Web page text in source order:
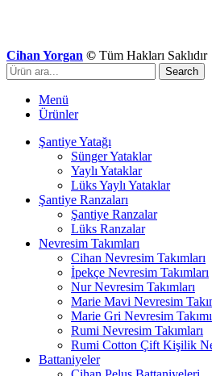
Cihan Yorgan © Tüm Hakları Saklıdır
Search
Menü
Ürünler
Şantiye Yatağı
Sünger Yataklar
Yaylı Yataklar
Lüks Yaylı Yataklar
Şantiye Ranzaları
Şantiye Ranzalar
Lüks Ranzalar
Nevresim Takımları
Cihan Nevresim Takımları
İpekçe Nevresim Takımları
Nur Nevresim Takımları
Marie Mavi Nevresim
Marie Gri Nevresim Takımı
Rumi Nevresim Takımları
Rumi Cotton Çift Kişilik
Battaniyeler